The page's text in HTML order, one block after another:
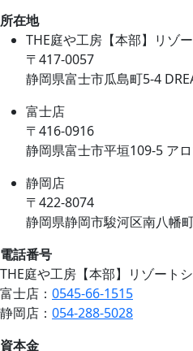
所在地
THE庭や工房【本部】リゾ
〒417-0057
静岡県富士市瓜島町5-4
富士店
〒416-0916
静岡県富士市平垣109-5 ア
静岡店
〒422-8074
静岡県静岡市駿河区南八幡
電話番号
THE庭や工房【本部】リゾート
富士店： 0545-66-1515
静岡店： 054-288-5028
資本金